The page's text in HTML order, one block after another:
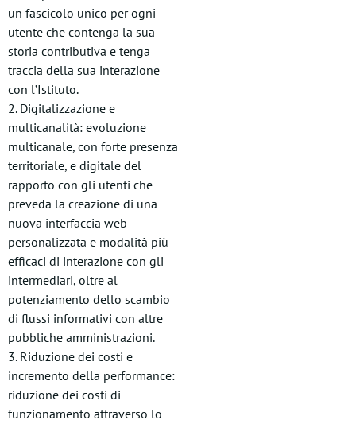
un fascicolo unico per ogni
utente che contenga la sua
storia contributiva e tenga
traccia della sua interazione
con l’Istituto.
2. Digitalizzazione e
multicanalità: evoluzione
multicanale, con forte presenza
territoriale, e digitale del
rapporto con gli utenti che
preveda la creazione di una
nuova interfaccia web
personalizzata e modalità più
efficaci di interazione con gli
intermediari, oltre al
potenziamento dello scambio
di flussi informativi con altre
pubbliche amministrazioni.
3. Riduzione dei costi e
incremento della performance:
riduzione dei costi di
funzionamento attraverso lo